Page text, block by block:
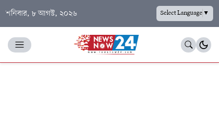
শনিবার, ৮ আগস্ট, ২০২৬ Select Language▼